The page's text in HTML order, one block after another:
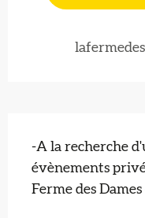
-A la recherche
évènements
Ferme des